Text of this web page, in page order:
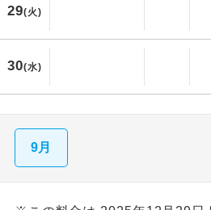
29(火)
30(水)
9月